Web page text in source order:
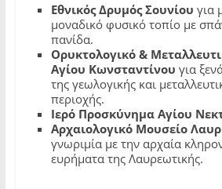
Εθνικός Δρυμός Σουνίου για
μοναδικό φυσικό τοπίο με
πανίδα.
Ορυκτολογικό &
Αγίου Κωνσταντίνου για
της γεωλογικής και
περιοχής.
Ιερό Προσκύνημα Αγίου
Αρχαιολογικό Μουσείο
γνωριμία με την αρχαία
ευρήματα της Λαυρεωτικής.